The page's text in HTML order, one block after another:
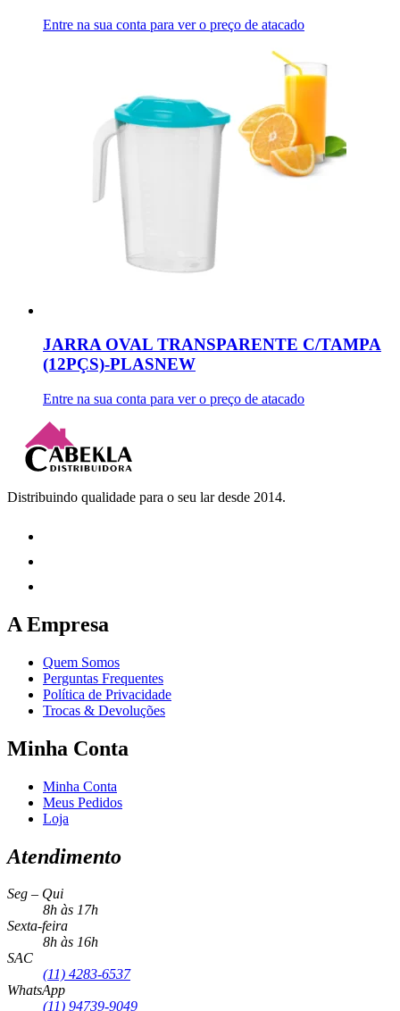
Entre na sua conta para ver o preço de atacado
JARRA OVAL TRANSPARENTE C/TAMPA
(12PÇS)-PLASNEW
Entre na sua conta para ver o preço de atacado
Distribuindo qualidade para o seu lar desde 2014.
A Empresa
Quem Somos
Perguntas Frequentes
Política de Privacidade
Trocas & Devoluções
Minha Conta
Minha Conta
Meus Pedidos
Loja
Atendimento
Seg – Qui
8h às 17h
Sexta-feira
8h às 16h
SAC
(11) 4283-6537
WhatsApp
(11) 94739-9049